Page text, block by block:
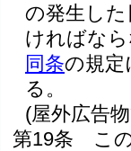
の発生し
ければな
同条の規定
る。
(屋外広告
第19条
こ